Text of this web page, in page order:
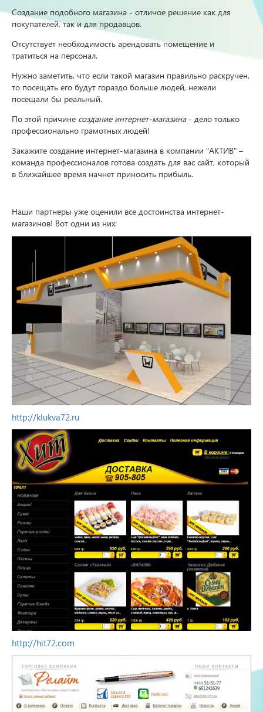
Создание подобного магазина - отличое решение как для
покупателей, так и для продавцов.
Отсутствует необходимость арендовать помещение и
тратиться на персонал.
Нужно заметить, что если такой магазин правильно раскручен,
то посещать его будут гораздо больше людей, нежели
посещали бы реальный.
По этой причине cоздание интернет-магазина- дело только
профессионально грамотных людей!
Закажите создание интернет-магазина в компании "АКТИВ" –
команда профессионалов готова создать для вас сайт, который
в ближайшее время начнет приносить прибыль.
Наши партнеры уже оценили все достоинства интернет-
магазинов! Вот одни из них:
http://klukva72.ru
http://hit72.com